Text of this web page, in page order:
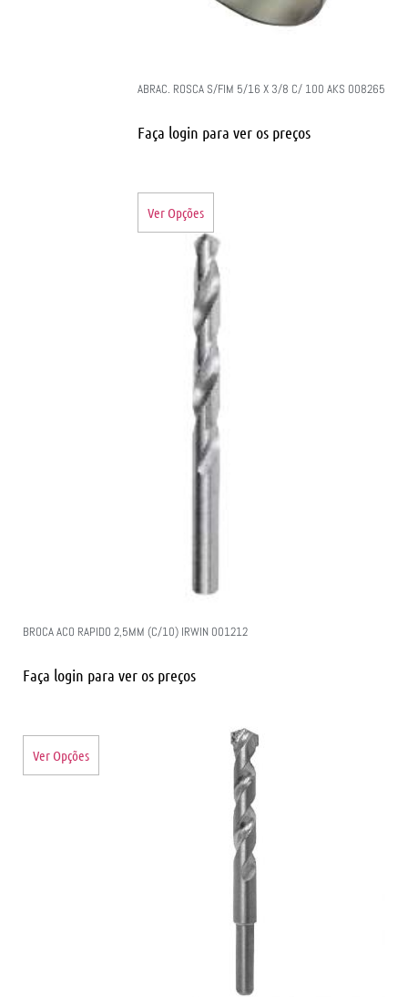
ABRAC. ROSCA S/FIM 5/16 X 3/8 C/ 100 AKS 008265
Faça login para ver os preços
Ver Opções
BROCA ACO RAPIDO 2,5MM (C/10) IRWIN 001212
Faça login para ver os preços
Ver Opções